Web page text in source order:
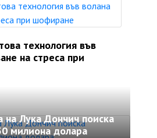
технология във
на стреса при
на Лука Дончич поиска
милиона долара